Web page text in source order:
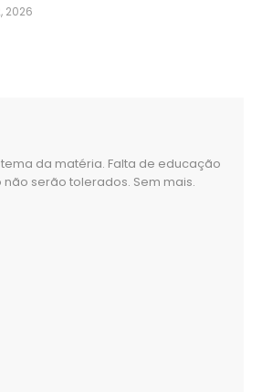
2026
da matéria. Falta de educação
serão tolerados. Sem mais.